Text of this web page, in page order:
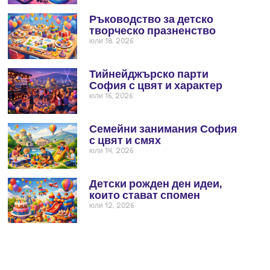
Ръководство за детско
творческо празненство
юли 18, 2026
Тийнейджърско парти
София с цвят и характер
юли 16, 2026
Семейни занимания София
с цвят и смях
юли 14, 2026
Детски рожден ден идеи,
които стават спомен
юли 12, 2026